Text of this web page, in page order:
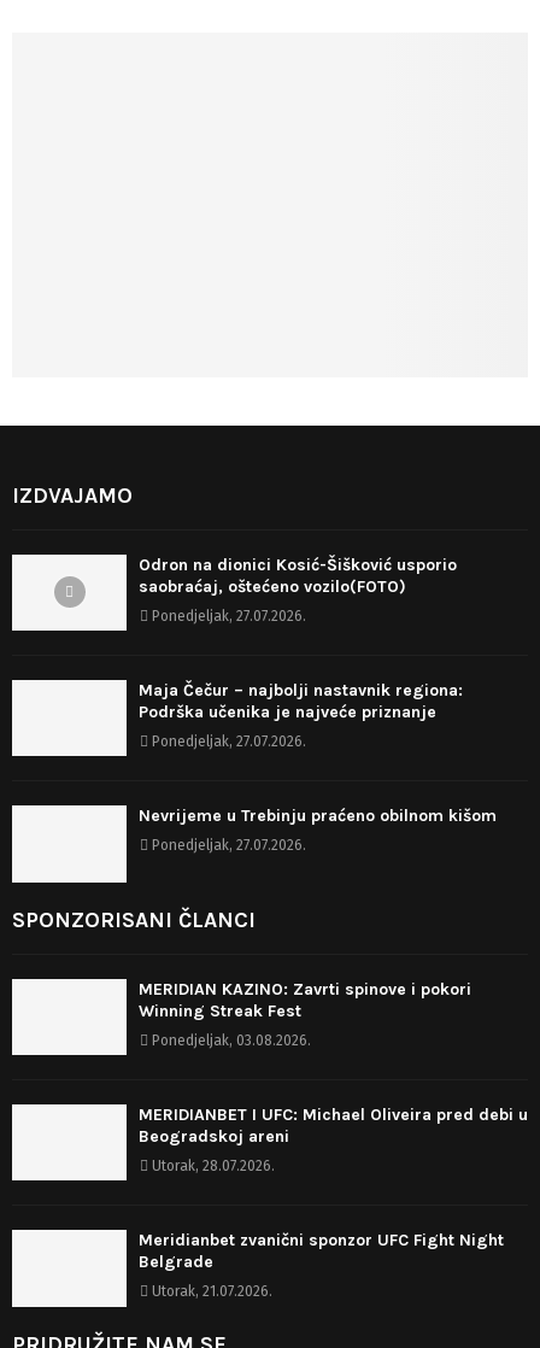
IZDVAJAMO
Odron na dionici Kosić-Šišković usporio
saobraćaj, oštećeno vozilo(FOTO)
Ponedjeljak, 27.07.2026.
Maja Čečur – najbolji nastavnik regiona:
Podrška učenika je najveće priznanje
Ponedjeljak, 27.07.2026.
Nevrijeme u Trebinju praćeno obilnom kišom
Ponedjeljak, 27.07.2026.
SPONZORISANI ČLANCI
MERIDIAN KAZINO: Zavrti spinove i pokori
Winning Streak Fest
Ponedjeljak, 03.08.2026.
MERIDIANBET I UFC: Michael Oliveira pred debi u
Beogradskoj areni
Utorak, 28.07.2026.
Meridianbet zvanični sponzor UFC Fight Night
Belgrade
Utorak, 21.07.2026.